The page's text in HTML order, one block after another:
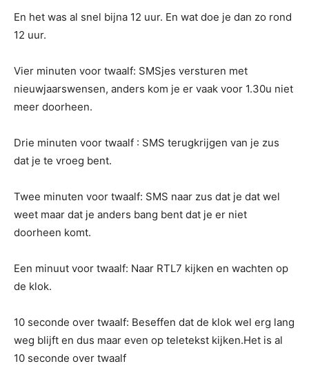
En het was al snel bijna 12 uur. En wat doe je dan zo rond
12 uur.
Vier minuten voor twaalf: SMSjes versturen met
nieuwjaarswensen, anders kom je er vaak voor 1.30u niet
meer doorheen.
Drie minuten voor twaalf : SMS terugkrijgen van je zus
dat je te vroeg bent.
Twee minuten voor twaalf: SMS naar zus dat je dat wel
weet maar dat je anders bang bent dat je er niet
doorheen komt.
Een minuut voor twaalf: Naar RTL7 kijken en wachten op
de klok.
10 seconde over twaalf: Beseffen dat de klok wel erg lang
weg blijft en dus maar even op teletekst kijken.Het is al
10 seconde over twaalf